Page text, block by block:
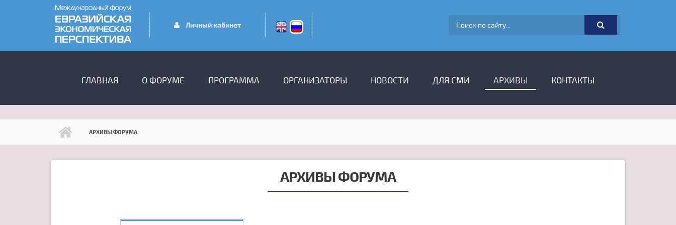
Перейти к основному содержанию
Личный кабинет ФОРМА ПОИСКА
ГЛАВНОЕ МЕНЮ
ГЛАВНАЯ О ФОРУМЕ ПРОГРАММА ОРГАНИЗАТОРЫ НОВОСТИ ДЛЯ СМИ АРХИВЫ КОНТАКТЫ
АРХИВЫ ФОРУМА
АРХИВЫ ФОРУМА